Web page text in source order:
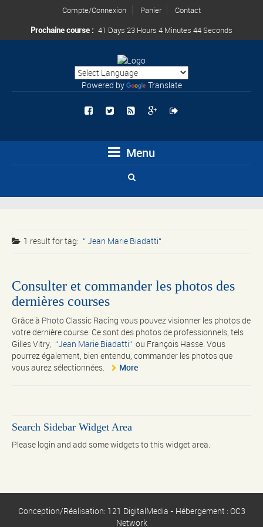
Compte/Connexion Panier
Contact
Prochaine course : 41 Days 23 Hours 4 Minutes 44 Seconds
Powered by Translate
Menu
1 result fortag: Jean Marie Biadatti
Consulter et commander les photos des
dernières courses
Grâce à Photo Classic Racing vous pouvez visionner les photos de
votre dernière course. Ce sont des photos de professionnels, tels
Gilles Vitry,
Jean Marie Biadatti
ou François Hasse. Vous
pourrez également, bien entendu, commander les photos que
vous aurez sélectionnées.
More
Search Sidebar Widget Area
Please login and add some widgets to this widget area.
Conception/Réalisation: 121 DigitalMedia - Hébergement : OC3
Network